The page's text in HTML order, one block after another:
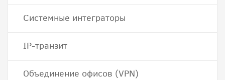
Системные интеграторы
IP-транзит
Объединение офисов (VPN)